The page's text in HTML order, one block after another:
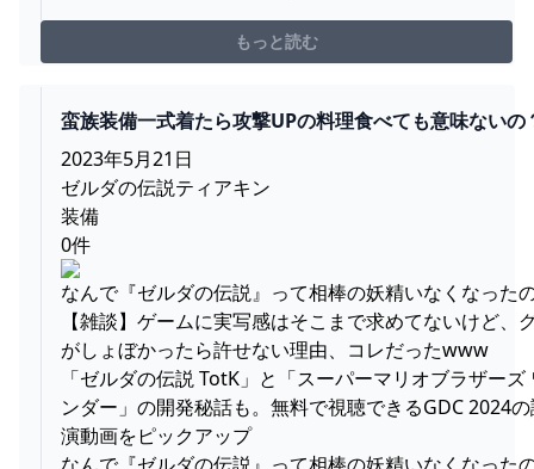
もっと読む
蛮族装備一式着たら攻撃UPの料理食べても意味ないの
- ゼルダの伝説まとめ速報｜ティアキン｜ブレワイ
2023年5月21日
ゼルダの伝説ティアキン
装備
0件
なんで『ゼルダの伝説』って相棒の妖精いなくなった
【雑談】ゲームに実写感はそこまで求めてないけど、
がしょぼかったら許せない理由、コレだったwww
「ゼルダの伝説 TotK」と「スーパーマリオブラザーズ
ンダー」の開発秘話も。無料で視聴できるGDC 2024
演動画をピックアップ